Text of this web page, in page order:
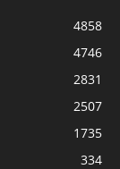
4858
4746
2831
2507
1735
334